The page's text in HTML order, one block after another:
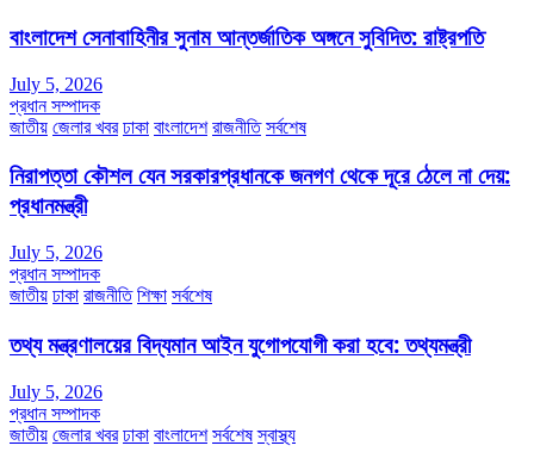
বাংলাদেশ সেনাবাহিনীর সুনাম আন্তর্জাতিক অঙ্গনে সুবিদিত: রাষ্ট্রপতি
July 5, 2026
প্রধান সম্পাদক
জাতীয় জেলার খবর ঢাকা বাংলাদেশ রাজনীতি সর্বশেষ
নিরাপত্তা কৌশল যেন সরকারপ্রধানকে জনগণ থেকে দূরে ঠেলে না দেয়:
প্রধানমন্ত্রী
July 5, 2026
প্রধান সম্পাদক
জাতীয় ঢাকা রাজনীতি শিক্ষা সর্বশেষ
তথ্য মন্ত্রণালয়ের বিদ্যমান আইন যুগোপযোগী করা হবে: তথ্যমন্ত্রী
July 5, 2026
প্রধান সম্পাদক
জাতীয় জেলার খবর ঢাকা বাংলাদেশ সর্বশেষ স্বাস্থ্য